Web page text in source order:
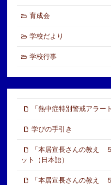
育成会
学校だより
学校行事
「熱中症特別警戒アラー
学びの手引き
「本居宣長さんの教え
ット（日本語）
「本居宣長さんの教え